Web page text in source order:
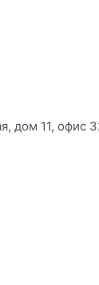
дом 11, офис